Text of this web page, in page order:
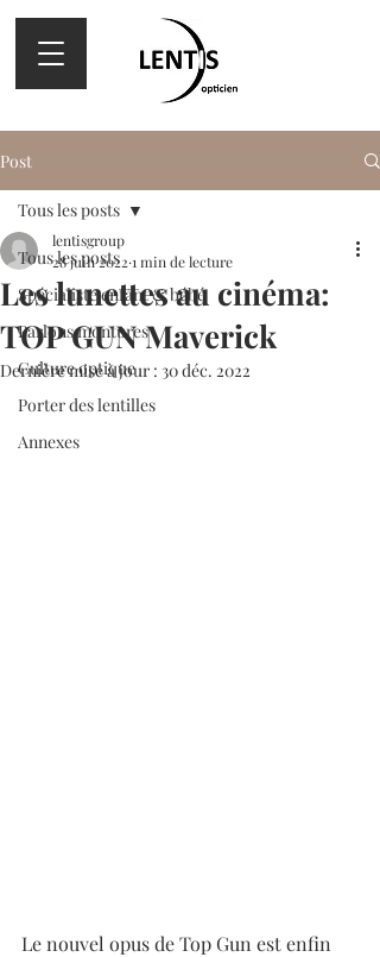
Post
Tous les posts
Spécialiste enfant & bébé
Parlons montures
Culture optique
Porter des lentilles
Annexes
Tous les posts
Les lunettes au cinéma:
TOP GUN Maverick
lentisgroup
28 juin 2022 1 min de lecture
Dernière mise à jour : 30 déc. 2022
Le nouvel opus de Top Gun est enfin